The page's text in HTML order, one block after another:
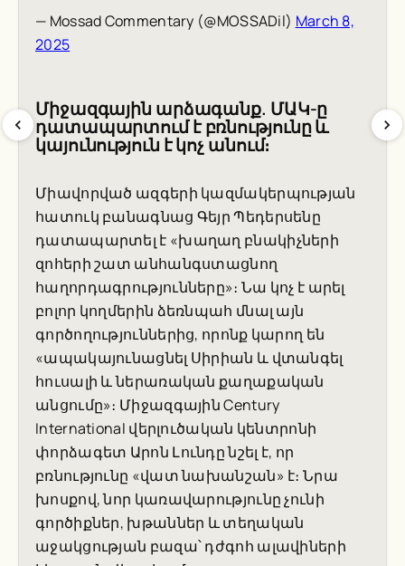
— Mossad Commentary (@MOSSADil) March 8,
2025
Միջազգային արձագանք. ՄԱԿ-ը
դատապարտում է բռնությունը և
կայունություն է կոչ անում։
Միավորված ազգերի կազմակերպության
հատուկ բանագնաց Գեյր Պեդերսենը
դատապարտել է «խաղաղ բնակիչների
զոհերի շատ անհանգստացնող
հաղորդագրությունները»։ Նա կոչ է արել
բոլոր կողմերին ձեռնպահ մնալ այն
գործողություններից, որոնք կարող են
«ապակայունացնել Սիրիան և վտանգել
հուսալի և ներառական քաղաքական
անցումը»։ Միջազգային Century
International վերլուծական կենտրոնի
փորձագետ Արոն Լունդը նշել է, որ
բռնությունը «վատ նախանշան» է։ Նրա
խոսքով, նոր կառավարությունը չունի
գործիքներ, խթաններ և տեղական
աջակցության բազա՝ դժգոհ ալավիների